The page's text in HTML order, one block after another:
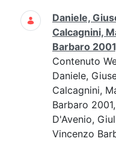
Daniele,
Calcagnini,
Barbaro
Contenuto
Daniele,
Calcagnini,
Barbaro 2001,
D'Avenio,
Vincenzo